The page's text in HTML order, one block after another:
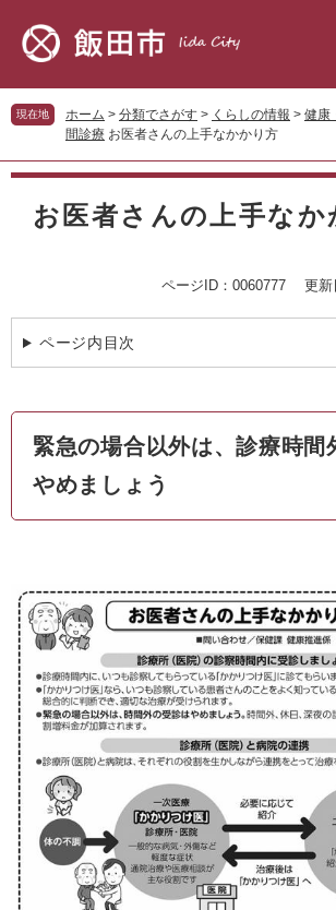
先
頭
す。
を
飛
し
現在地 ホーム > 分類でさがす > くらしの情報 > 健康
間診療 お医者さんの上手なかかり方
本
お医者さんの上手なか
ページID：0060777 更新
ページ内目次
緊急の場合以外は、診療時間
やめましょう